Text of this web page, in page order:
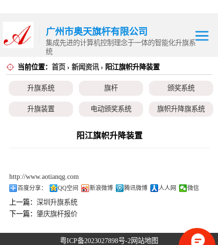
广州市奥天旗杆有限公司
集成先进的计算机控制理念于一体的智能化升旗系
统
当前位置： 首页 › 新闻资讯› 阳江旗帜升降装置
升旗系统 旗杆 颁奖系统
升旗装置 电动颁奖系统 旗帜升降旗系统
升降旗系统
阳江旗帜升降装置
http://www.aotianqg.com
百度分享： QQ空间 新浪微博 腾讯微博 人人网 微信
上一篇：深圳升旗系统
下一篇：肇庆旗杆报价
粤ICP备2023027898号-2 网站地图
升旗系统
颁奖系统
旗帜升降旗系统
颁奖旗
升降旗系统